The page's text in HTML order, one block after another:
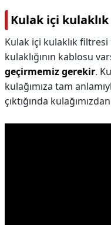
Kulak içi
Kulak içi kulaklık filtresi
kulaklığının kablosu
geçirmemiz gerekir.
kulağımıza tam
çıktığında